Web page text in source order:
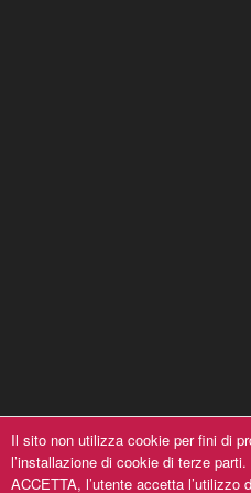
A Cantin-à du Pusu ©
00154030993 |
Il sito non utilizza cookie per fini di
l’installazione di cookie di terze
ACCETTA, l’utente accetta